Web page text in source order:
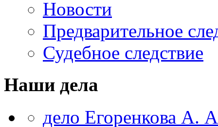
Новости
Предварительное
Судебное следствие
Наши дела
дело Егоренкова А.